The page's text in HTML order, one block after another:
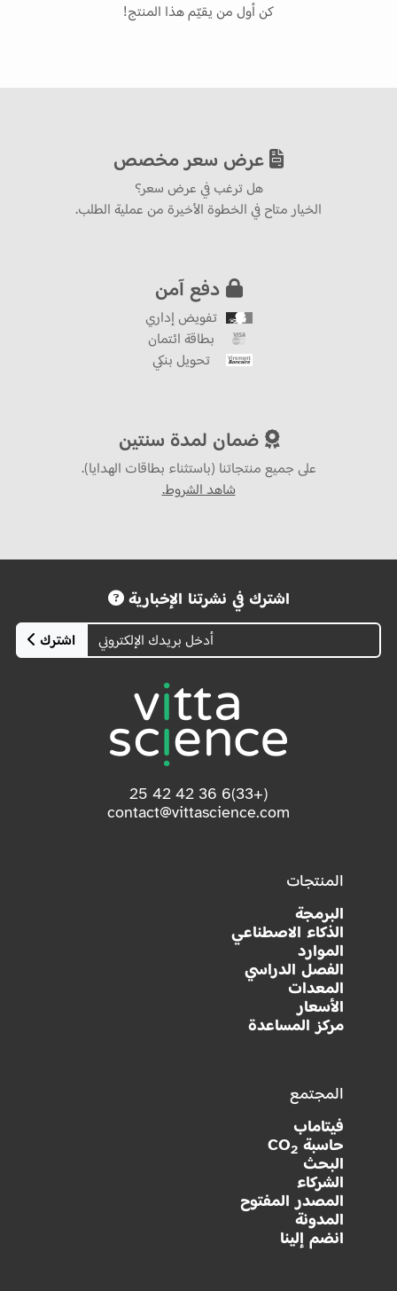
كن أول من يقيّم هذا المنتج!
عرض سعر مخصص
هل ترغب في عرض سعر؟
الخيار متاح في الخطوة الأخيرة من عملية الطلب.
دفع آمن
تفويض إداري
بطاقة ائتمان
تحويل بنكي
ضمان لمدة سنتين
على جميع منتجاتنا (باستثناء بطاقات الهدايا).
شاهد الشروط.
اشترك في نشرتنا الإخبارية
اشترك
(+33)6 36 42 42 25
contact@vittascience.com
المنتجات
البرمجة
الذكاء الاصطناعي
الموارد
الفصل الدراسي
المعدات
الأسعار
مركز المساعدة
المجتمع
فيتاماب
حاسبة CO 2
البحث
الشركاء
المصدر المفتوح
المدونة
انضم إلينا